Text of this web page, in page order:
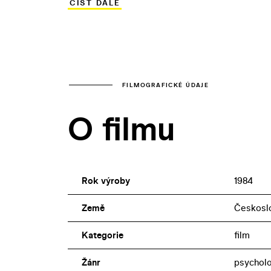
čtyřiadvacetiletý Marek Vašut v roli
ČÍST DÁLE
FILMOGRAFICKÉ ÚDAJE
O filmu
Rok výroby 1984
Země
Kategorie film
Žánr